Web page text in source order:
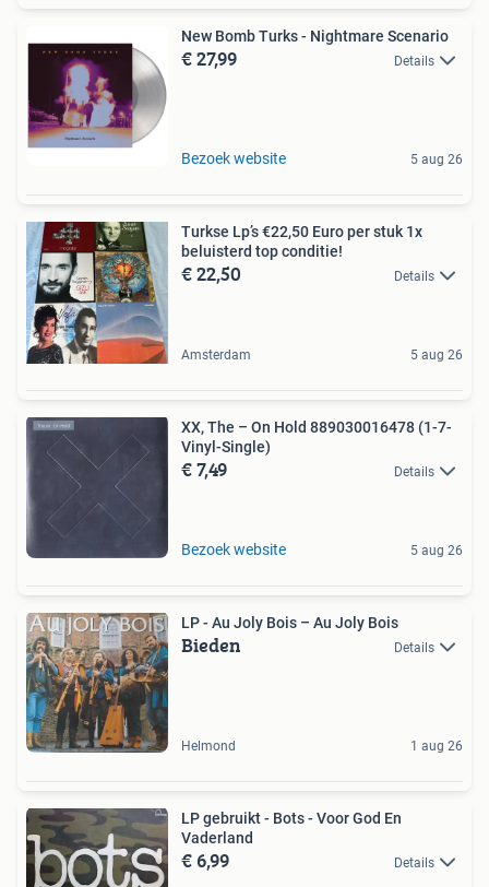
New Bomb Turks - Nightmare Scenario
€ 27,99 Details
Bezoek website 5 aug 26
Turkse Lp’s €22,50 Euro per stuk 1x
beluisterd top conditie!
€ 22,50 Details
Amsterdam 5 aug 26
XX, The – On Hold 889030016478 (1-7-
Vinyl-Single)
€ 7,49 Details
Bezoek website 5 aug 26
LP - Au Joly Bois – Au Joly Bois
Bieden Details
Helmond 1 aug 26
LP gebruikt - Bots - Voor God En
Vaderland
€ 6,99 Details